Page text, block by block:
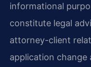
informational
constitute legal
attorney-client
application change